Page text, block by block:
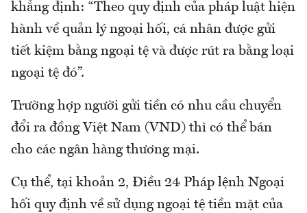
khẳng định: “Theo quy định của pháp luật hiện
hành về quản lý ngoại hối, cá nhân được gửi
tiết kiệm bằng ngoại tệ và được rút ra bằng loại
ngoại tệ đó”.
Trường hợp người gửi tiền có nhu cầu chuyển
đổi ra đồng Việt Nam (VND) thì có thể bán
cho các ngân hàng thương mại.
Cụ thể, tại khoản 2, Điều 24 Pháp lệnh Ngoại
hối quy định về sử dụng ngoại tệ tiền mặt của